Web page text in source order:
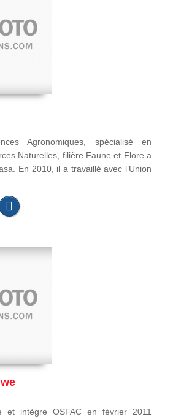
Agronomiques, spécialisé en
Naturelles, filière Faune et Flore a
En 2010, il a travaillé avec l’Union
et intègre OSFAC en février 2011